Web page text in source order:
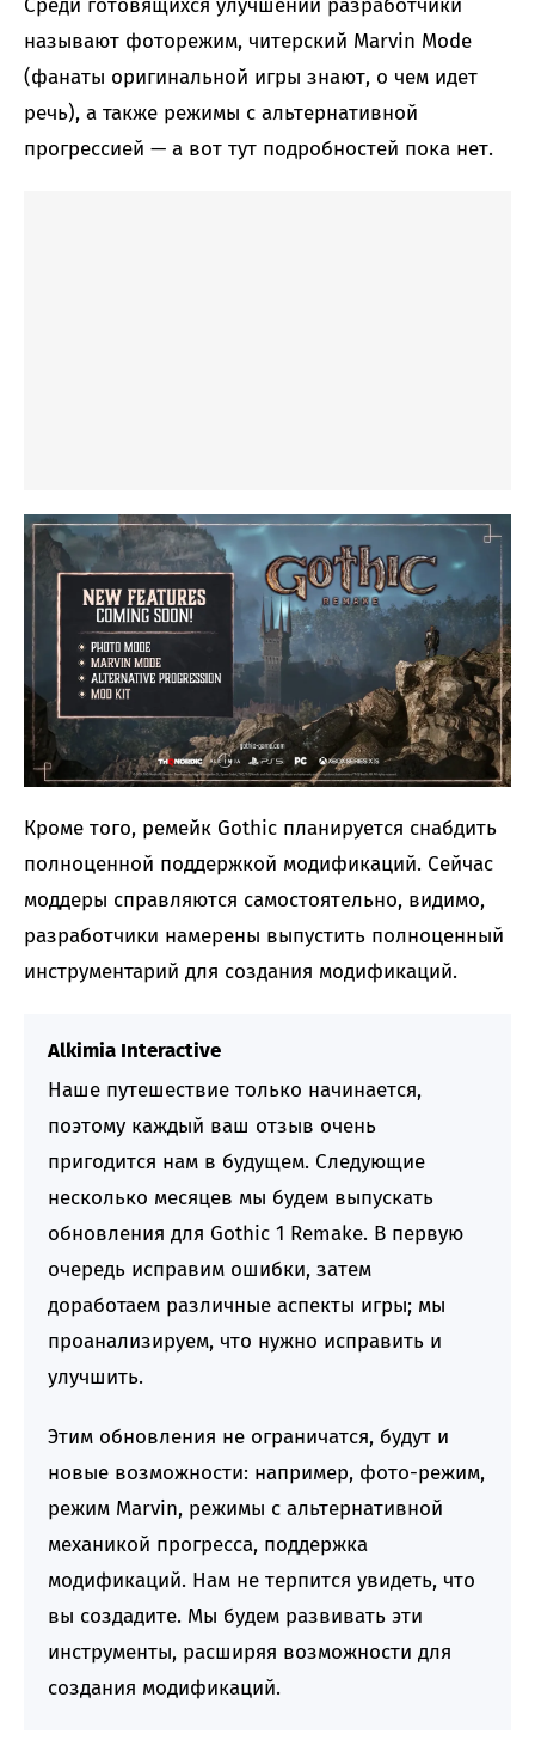
Среди готовящихся улучшений разработчики
называют фоторежим, читерский Marvin Mode
(фанаты оригинальной игры знают, о чем идет
речь), а также режимы с альтернативной
прогрессией — а вот тут подробностей пока нет.
Кроме того, ремейк Gothic планируется снабдить
полноценной поддержкой модификаций. Сейчас
моддеры справляются самостоятельно, видимо,
разработчики намерены выпустить полноценный
инструментарий для создания модификаций.
Alkimia Interactive
Наше путешествие только начинается,
поэтому каждый ваш отзыв очень
пригодится нам в будущем. Следующие
несколько месяцев мы будем выпускать
обновления для Gothic 1 Remake. В первую
очередь исправим ошибки, затем
доработаем различные аспекты игры; мы
проанализируем, что нужно исправить и
улучшить.
Этим обновления не ограничатся, будут и
новые возможности: например, фото-режим,
режим Marvin, режимы с альтернативной
механикой прогресса, поддержка
модификаций. Нам не терпится увидеть, что
вы создадите. Мы будем развивать эти
инструменты, расширяя возможности для
создания модификаций.